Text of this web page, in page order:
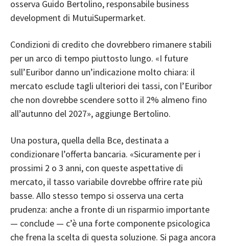
osserva Guido Bertolino, responsabile business
development di MutuiSupermarket.
Condizioni di credito che dovrebbero rimanere stabili
per un arco di tempo piuttosto lungo. «I future
sull’Euribor danno un’indicazione molto chiara: il
mercato esclude tagli ulteriori dei tassi, con l’Euribor
che non dovrebbe scendere sotto il 2% almeno fino
all’autunno del 2027», aggiunge Bertolino.
Una postura, quella della Bce, destinata a
condizionare l’offerta bancaria. «Sicuramente per i
prossimi 2 o 3 anni, con queste aspettative di
mercato, il tasso variabile dovrebbe offrire rate più
basse. Allo stesso tempo si osserva una certa
prudenza: anche a fronte di un risparmio importante
— conclude — c’è una forte componente psicologica
che frena la scelta di questa soluzione. Si paga ancora